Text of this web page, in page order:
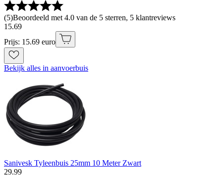
(5)Beoordeeld met 4.0 van de 5 sterren, 5 klantreviews
15.69
Prijs: 15.69 euro
Bekijk alles in aanvoerbuis
Sanivesk Tyleenbuis 25mm 10 Meter Zwart
29.99